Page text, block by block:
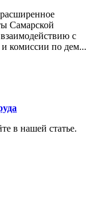
Самарской
с
комиссии по дем...
в нашей статье.